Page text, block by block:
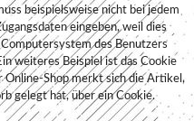
beispielsweise nicht bei jedem
eingeben, weil dies
des Benutzers
weiteres Beispiel ist das Cookie
Online-Shop merkt sich die Artikel,
gelegt hat, über ein Cookie.